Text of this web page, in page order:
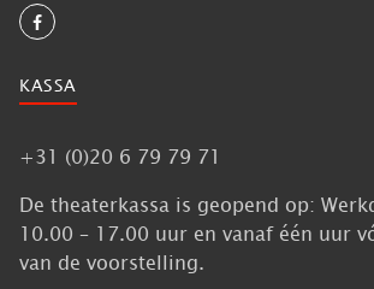
KASSA
+31 (0)20 6 79 79 71
De theaterkassa is geopend op:
10.00 – 17.00 uur en vanaf één uur
van de voorstelling.